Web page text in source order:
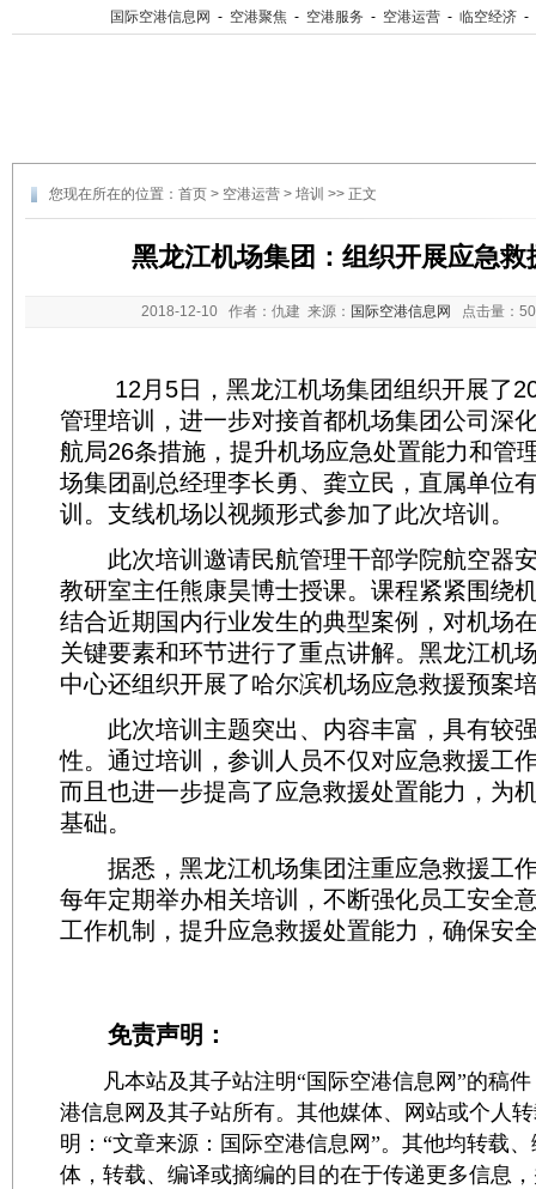
国际空港信息网 - 空港聚焦 - 空港服务 - 空港运营 - 临空经济 -
您现在所在的位置： 首页 > 空港运营 > 培训 >> 正文
黑龙江机场集团：组织开展应急救
2018-12-10 作者：仇建 来源： 国际空港信息网 点击量：
12月5日，黑龙江机场集团组织开展了
管理培训，进一步对接首都机场集团公司深
航局26条措施，提升机场应急处置能力和管
场集团副总经理李长勇、龚立民，直属单位
训。支线机场以视频形式参加了此次培训。
此次培训邀请民航管理干部学院航空器
教研室主任熊康昊博士授课。课程紧紧围绕
结合近期国内行业发生的典型案例，对机场
关键要素和环节进行了重点讲解。黑龙江机
中心还组织开展了哈尔滨机场应急救援预案
此次培训主题突出、内容丰富，具有较
性。通过培训，参训人员不仅对应急救援工
而且也进一步提高了应急救援处置能力，为
基础。
据悉，黑龙江机场集团注重应急救援工
每年定期举办相关培训，不断强化员工安全
工作机制，提升应急救援处置能力，确保安
免责声明：
凡本站及其子站注明“国际空港信息网”的稿件
港信息网及其子站所有。其他媒体、网站或个人
明：“文章来源：国际空港信息网”。其他均转载
体，转载、编译或摘编的目的在于传递更多信息